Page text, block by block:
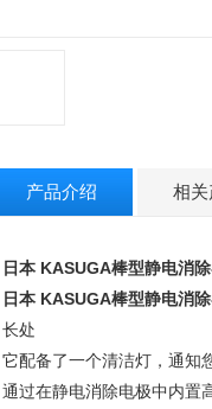
产品介绍 相关
日本 KASUGA棒型静电消
日本 KASUGA棒型静电消
长处
它配备了一个清洁灯，通知
通过在静电消除电极中内置